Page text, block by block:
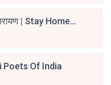
| Stay Home
Poets Of India